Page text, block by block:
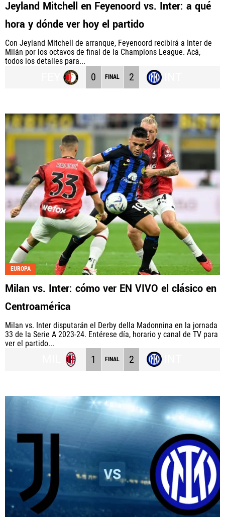
Jeyland Mitchell en Feyenoord vs. Inter: a qué
hora y dónde ver hoy el partido
Con Jeyland Mitchell de arranque, Feyenoord recibirá a Inter de
Milán por los octavos de final de la Champions League. Acá,
todos los detalles para...
0 FINAL 2
EUROPA
Milan vs. Inter: cómo ver EN VIVO el clásico en
Centroamérica
Milan vs. Inter disputarán el Derby della Madonnina en la jornada
33 de la Serie A 2023-24. Entérese día, horario y canal de TV para
ver el partido...
1 FINAL 2